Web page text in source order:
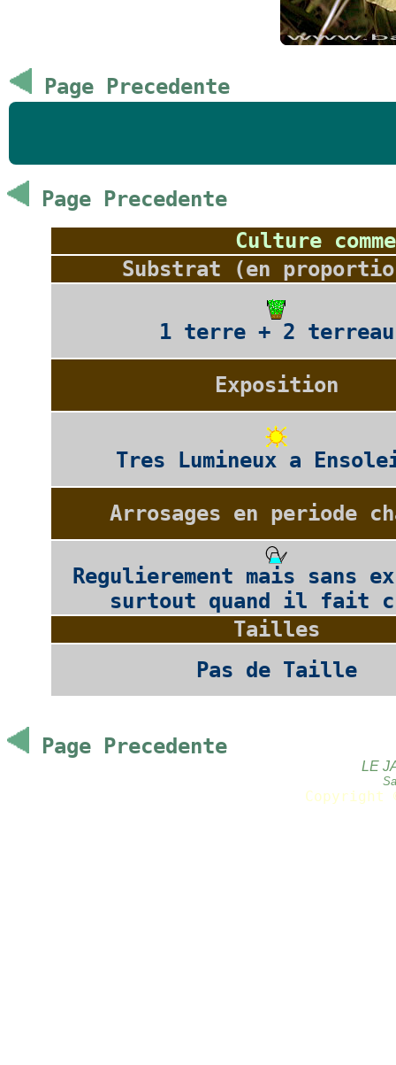
Page Precedente
Page Precedente
Culture
Substrat (en
1 terre + 2 terreau
Exposition
Tres Lumineux a
Arrosages en periode
Regulierement mais sans
surtout quand il fait
Tailles
Pas de Taille
Page Precedente
LE
Copyright